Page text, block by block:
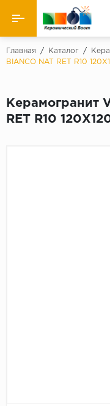
Назад
Керамическая плитка
Главная / Каталог /
BIANCO NAT RET R10
Керамогранит
RET R10